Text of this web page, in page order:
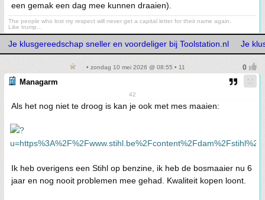
een gemak een dag mee kunnen draaien).
The people who lost my respect will never get a capital letter for their name again.
Like trump...
Je klusgereedschap sneller en voordeliger bij Toolstation.nl Je
• zondag 10 mei 2026 @ 08:55 • 11
Managarm
42
Als het nog niet te droog is kan je ook met mes maaien:
Ik heb overigens een Stihl op benzine, ik heb de bosmaaier nu 6
jaar en nog nooit problemen mee gehad. Kwaliteit kopen loont.